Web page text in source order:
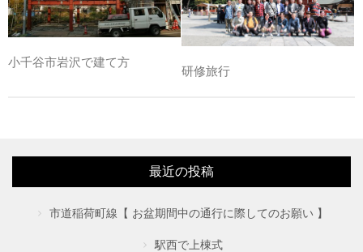
小千谷市岩沢で建て方
研修旅行
最近の投稿
市道稲荷町線【 お盆期間中の通行に際してのお願い 】
駅西で上棟式